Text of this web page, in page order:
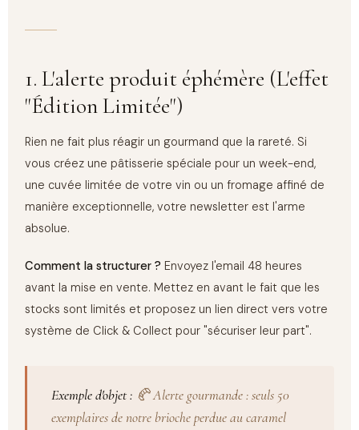
1. L'alerte produit éphémère (L'effet
"Édition Limitée")
Rien ne fait plus réagir un gourmand que la rareté. Si
vous créez une pâtisserie spéciale pour un week-end,
une cuvée limitée de votre vin ou un fromage affiné de
manière exceptionnelle, votre newsletter est l'arme
absolue.
Comment la structurer ? Envoyez l'email 48 heures
avant la mise en vente. Mettez en avant le fait que les
stocks sont limités et proposez un lien direct vers votre
système de Click & Collect pour "sécuriser leur part".
Exemple d'objet : 🥐 Alerte gourmande : seuls 50
exemplaires de notre brioche perdue au caramel